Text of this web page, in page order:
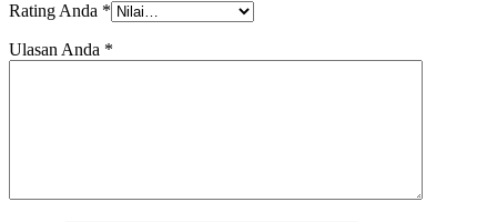
Rating Anda *
Ulasan Anda *